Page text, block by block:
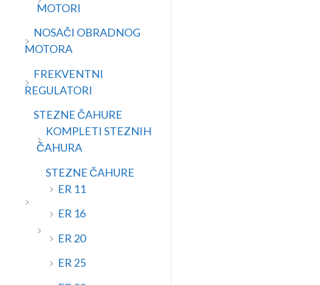
MOTORI
NOSAČI OBRADNOG
MOTORA
FREKVENTNI
REGULATORI
STEZNE ČAHURE
KOMPLETI STEZNIH
ČAHURA
STEZNE ČAHURE
ER 11
ER 16
ER 20
ER 25